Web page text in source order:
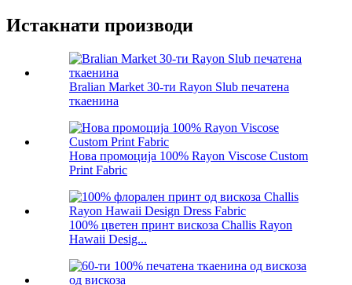
Истакнати производи
Bralian Market 30-ти Rayon Slub печатена
ткаенина
Нова промоција 100% Rayon Viscose Custom
Print Fabric
100% цветен принт вискоза Challis Rayon
Hawaii Desig...